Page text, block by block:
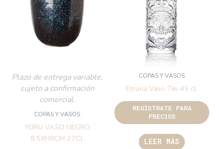
Plazo de entrega variable,
sujeto a confirmación
comercial.
COPAS Y VASOS
YORU VASO NEGRO
8.5XH8CM 27CL
COPAS Y VASOS
Etruria Vaso Tiki 45 cl.
REGÍSTRATE PARA
PRECIOS
LEER MÁS